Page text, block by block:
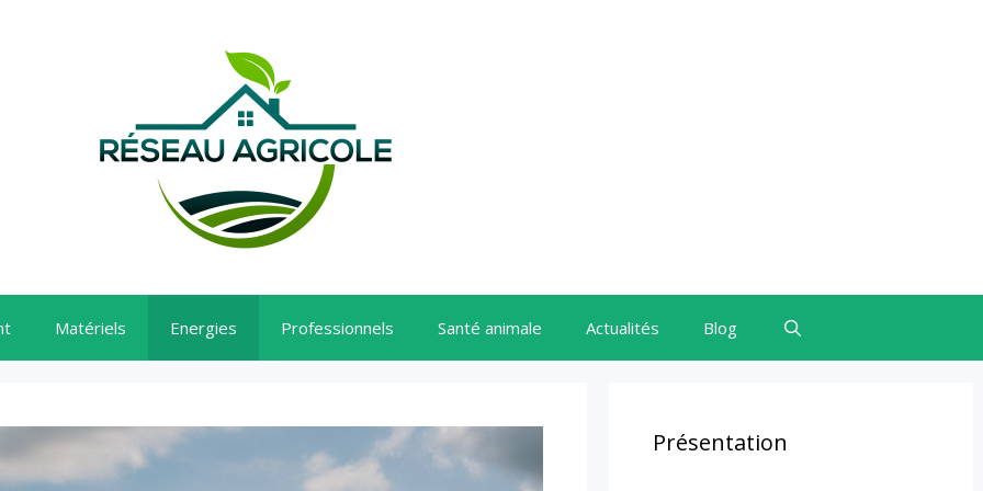
Matériels Energies Professionnels Santé animale Actualités Blog
Présentation